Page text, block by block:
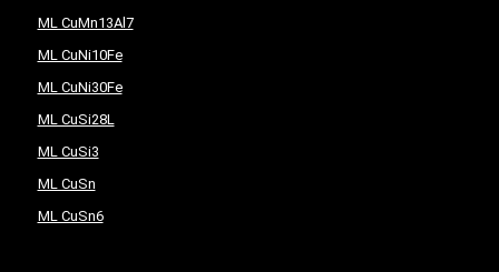
ML CuMn13Al7
ML CuNi10Fe
ML CuNi30Fe
ML CuSi28L
ML CuSi3
ML CuSn
ML CuSn6